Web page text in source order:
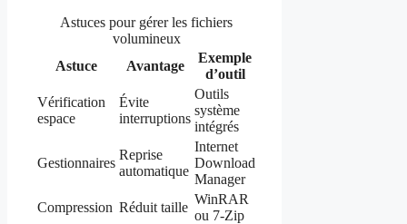
Astuces pour gérer les fichiers
volumineux
Astuce
Avantage
Exemple
d’outil
Vérification
espace
Évite
interruptions
Outils
système
intégrés
Gestionnaires
Reprise
automatique
Internet
Download
Manager
Compression Réduit taille
WinRAR
ou 7-Zip